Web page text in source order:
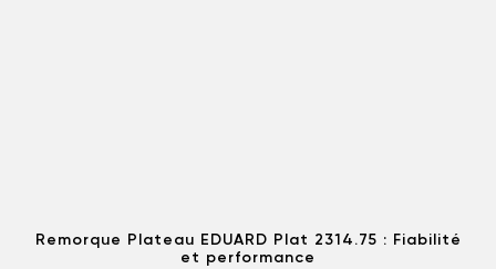
Remorque Plateau EDUARD Plat 2314.75 : Fiabilité
et performance